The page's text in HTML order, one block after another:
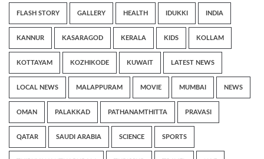
FLASH STORY GALLERY HEALTH IDUKKI INDIA
KANNUR KASARAGOD KERALA KIDS KOLLAM
KOTTAYAM KOZHIKODE KUWAIT LATEST NEWS
LOCAL NEWS MALAPPURAM MOVIE MUMBAI NEWS
OMAN PALAKKAD PATHANAMTHITTA PRAVASI
QATAR SAUDI ARABIA SCIENCE SPORTS